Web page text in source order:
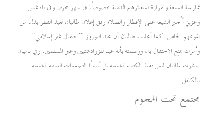
ممارسة الشيعة والهزارة لشعائرهم الدينية خصوصًا في شهر محرم. وفي بادغيس
وغزني أُجبر الشيعة على الإفطار والصلاة وفق إعلان طالبان لعيد الفطر بدلًا من
تقويمهم الخاص. كما أعلنت طالبان أن عيد النوروز “احتفال غير إسلامي”
وأمرت بمنع الاحتفال به، ووصمته بأنه عيد للزرادشتيين وغير المسلمين. وفي باميان
حظرت طالبان ليس فقط الكتب الشيعية بل أيضًا التجمعات الدينية الشيعية
بالكامل
مجتمع تحت الهجوم